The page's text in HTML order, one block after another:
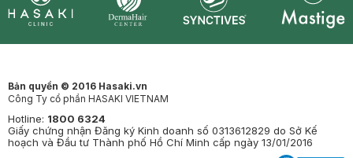
Bản quyền © 2016 Hasaki.vn
Công Ty cổ phần HASAKI VIETNAM
Hotline: 1800 6324
Giấy chứng nhận Đăng ký Kinh doanh số 0313612829 do Sở Kế
hoạch và Đầu tư Thành phố Hồ Chí Minh cấp ngày 13/01/2016